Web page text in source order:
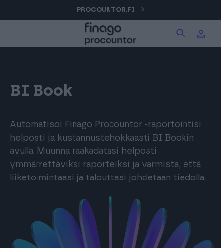
sisältöön
PROCOUNTOR.FI
BI Book
Automatisoi Finago Procountor -raportointisi
helposti ja kustannustehokkaasti BI Bookin
avulla. Muunna raakadatasi helposti
ymmärrettäviksi raporteiksi ja varmista, että
liiketoimintaasi ja talouttasi johdetaan tiedolla.
Solo
Sopimuskone
Allekirjoitus